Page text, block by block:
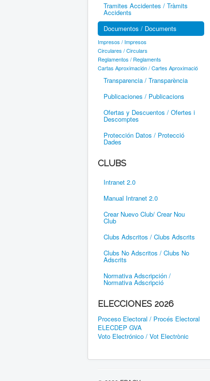
Tramites Accidentes / Tràmits
Accidents
Documentos / Documents
Impresos / Impresos
Circulares / Circulars
Reglamentos / Reglaments
Cartas Aproximación / Cartes Aproximació
Transparencia / Transparència
Publicaciones / Publicacions
Ofertas y Descuentos / Ofertes i
Descomptes
Protección Datos / Protecció
Dades
CLUBS
Intranet 2.0
Manual Intranet 2.0
Crear Nuevo Club/ Crear Nou
Club
Clubs Adscritos / Clubs Adscrits
Clubs No Adscritos / Clubs No
Adscrits
Normativa Adscripción /
Normativa Adscripció
ELECCIONES 2026
Proceso Electoral / Procés Electoral
ELECDEP GVA
Voto Electrónico / Vot Electrònic